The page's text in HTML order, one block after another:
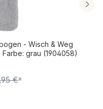
- Wisch & Weg
Farbe: grau (1904058)
Preis:
€*